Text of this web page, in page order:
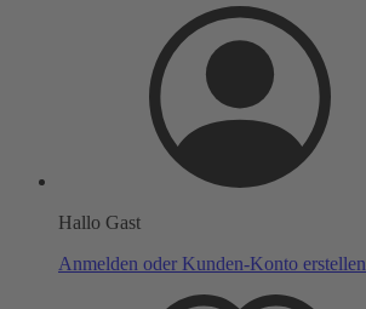
Hallo Gast
Anmelden oder Kunden-Konto erstellen